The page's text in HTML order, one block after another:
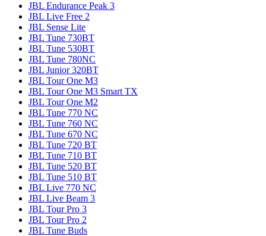
JBL Endurance Peak 3
JBL Live Free 2
JBL Sense Lite
JBL Tune 730BT
JBL Tune 530BT
JBL Tune 780NC
JBL Junior 320BT
JBL Tour One M3
JBL Tour One M3 Smart TX
JBL Tour One M2
JBL Tune 770 NC
JBL Tune 760 NC
JBL Tune 670 NC
JBL Tune 720 BT
JBL Tune 710 BT
JBL Tune 520 BT
JBL Tune 510 BT
JBL Live 770 NC
JBL Live Beam 3
JBL Tour Pro 3
JBL Tour Pro 2
JBL Tune Buds